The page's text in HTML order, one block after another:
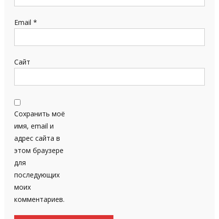
Email *
Сайт
Сохранить моё
имя, email и
адрес сайта в
этом браузере
для
последующих
моих
комментариев.